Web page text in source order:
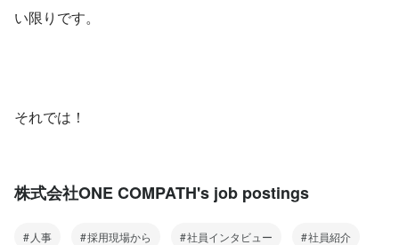
い限りです。
それでは！
株式会社ONE COMPATH's job postings
人事 採用現場から 社員インタビュー 社員紹介